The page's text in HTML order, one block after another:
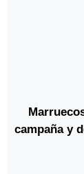
campaña y